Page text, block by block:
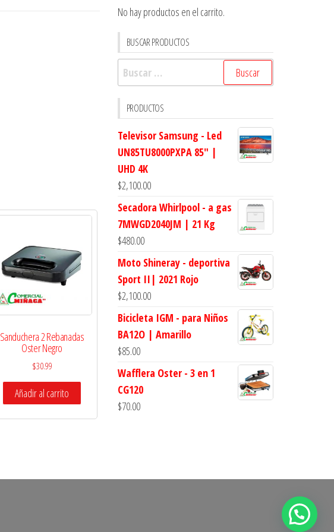
Sanduchera 2 Rebanadas
Oster Negro
$30.99
Añadir al carrito
No hay productos en el carrito.
BUSCAR PRODUCTOS
Buscar:
PRODUCTOS
Televisor Samsung - Led
UN85TU8000PXPA 85" |
UHD 4K
$2,100.00
Secadora Whirlpool - a gas
7MWGD2040JM | 21 Kg
$480.00
Moto Shineray - deportiva
Sport II| 2021 Rojo
$2,100.00
Bicicleta IGM - para Niños
BA12O | Amarillo
$85.00
Wafflera Oster - 3 en 1
CG120
$70.00